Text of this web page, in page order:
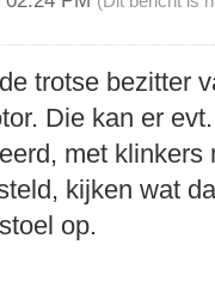
trotse bezitter
Die kan er
met
kijken wat
op.